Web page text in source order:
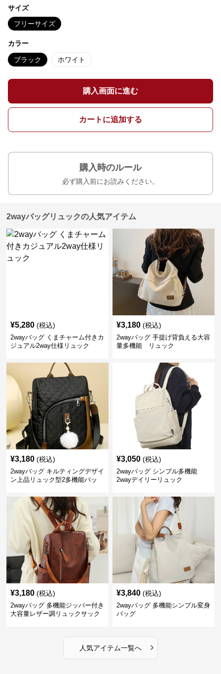
サイズ
フリーサイズ
カラー
ブラック ホワイト
購入画面に進む
カートに追加する
購入時のルール
必ず購入前にお読みください。
2wayバッグリュックの人気アイテム
¥5,280 (税込)
2wayバッグ くまチャーム付きカ
ジュアル2way仕様リュック
¥3,180 (税込)
2wayバッグ 手提げ背負える大容
量多機能 リュック
¥3,180 (税込)
2wayバッグ キルティングデザイ
ン上品リュック型2多機能バッ
¥3,050 (税込)
2wayバッグ シンプル多機能
2wayデイリーリュック
¥3,180 (税込)
2wayバッグ 多機能ジッパー付き
大容量レザー調リュックサック
¥3,840 (税込)
2wayバッグ 多機能シンプル変身
バッグ
人気アイテム一覧へ ›